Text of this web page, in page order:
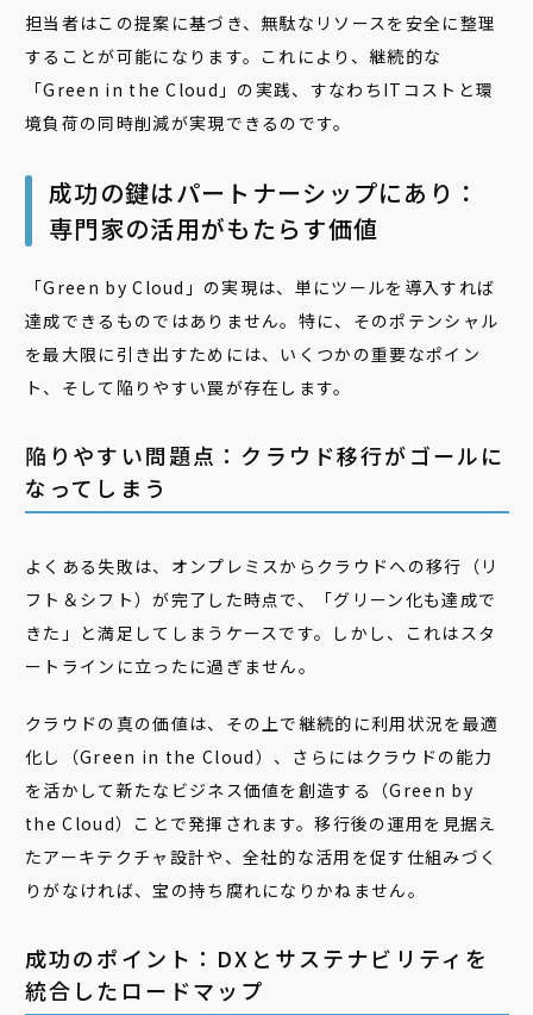
担当者はこの提案に基づき、無駄なリソースを安全に整理
することが可能になります。これにより、継続的な
「Green in the Cloud」の実践、すなわちITコストと環
境負荷の同時削減が実現できるのです。
成功の鍵はパートナーシップにあり：
専門家の活用がもたらす価値
「Green by Cloud」の実現は、単にツールを導入すれば
達成できるものではありません。特に、そのポテンシャル
を最大限に引き出すためには、いくつかの重要なポイン
ト、そして陥りやすい罠が存在します。
陥りやすい問題点：クラウド移行がゴールに
なってしまう
よくある失敗は、オンプレミスからクラウドへの移行（リ
フト＆シフト）が完了した時点で、「グリーン化も達成で
きた」と満足してしまうケースです。しかし、これはスタ
ートラインに立ったに過ぎません。
クラウドの真の価値は、その上で継続的に利用状況を最適
化し（Green in the Cloud）、さらにはクラウドの能力
を活かして新たなビジネス価値を創造する（Green by
the Cloud）ことで発揮されます。移行後の運用を見据え
たアーキテクチャ設計や、全社的な活用を促す仕組みづく
りがなければ、宝の持ち腐れになりかねません。
成功のポイント：DXとサステナビリティを
統合したロードマップ